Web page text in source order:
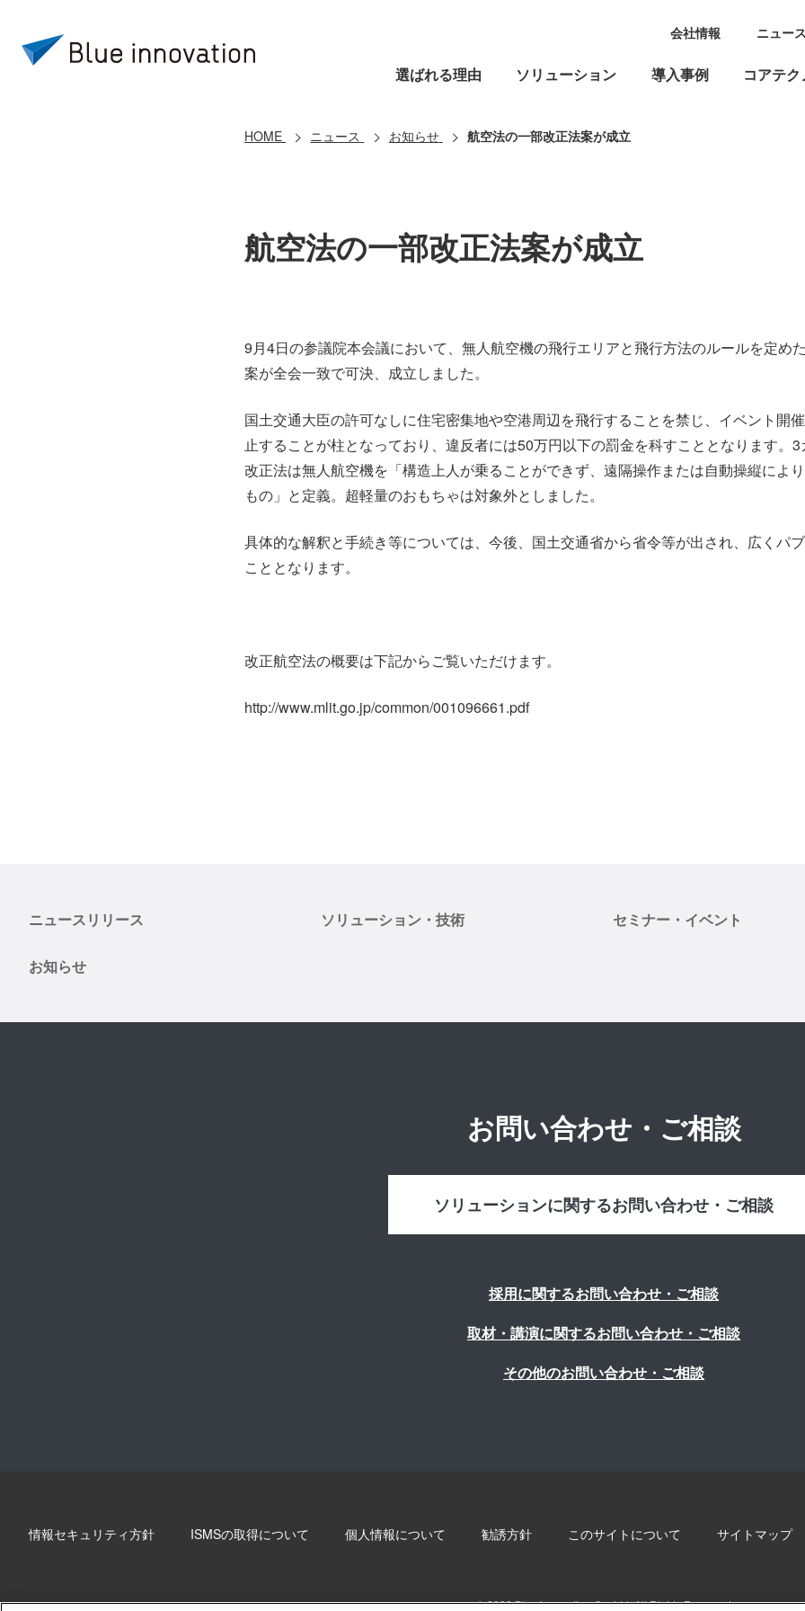
選ばれる理由 ソリューション 導入事例 コアテ
会社情報 ニュー
HOME ニュース お知らせ 航空法の一部改正法案が成立
航空法の一部改正法案が成立
9月4日の参議院本会議において、無人航空機の飛行エリアと飛行方法のルールを定め
案が全会一致で可決、成立しました。
国土交通大臣の許可なしに住宅密集地や空港周辺を飛行することを禁じ、イベント開
止することが柱となっており、違反者には50万円以下の罰金を科すこととなります。
改正法は無人航空機を「構造上人が乗ることができず、遠隔操作または自動操縦によ
もの」と定義。超軽量のおもちゃは対象外としました。
具体的な解釈と手続き等については、今後、国土交通省から省令等が出され、広くパ
こととなります。
改正航空法の概要は下記からご覧いただけます。
http://www.mlit.go.jp/common/001096661.pdf
ニュースリリース ソリューション・技術 セミナー・イベント
お知らせ
お問い合わせ・ご相談
ソリューションに関するお問い合わせ・ご相談
採用に関するお問い合わせ・ご相談
取材・講演に関するお問い合わせ・ご相談
その他のお問い合わせ・ご相談
情報セキュリティ方針 ISMSの取得について 個人情報について 勧誘方針 このサイトについて サイトマップ
© 2022 Blue innovation Co.,Ltd. All Rights Reserved